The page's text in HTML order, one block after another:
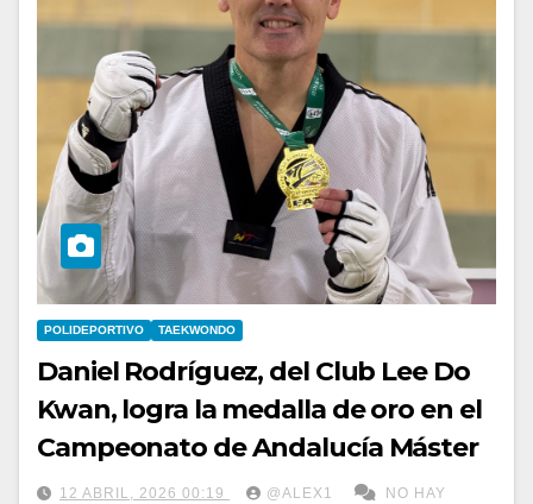
POLIDEPORTIVO TAEKWONDO
Daniel Rodríguez, del Club Lee Do
Kwan, logra la medalla de oro en el
Campeonato de Andalucía Máster
12 ABRIL, 2026 00:19 @ALEX1 NO HAY